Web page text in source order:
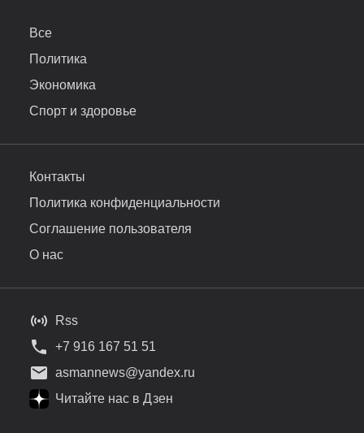
Все
Политика
Экономика
Спорт и здоровье
Контакты
Политика конфиденциальности
Соглашение пользователя
О нас
Rss
+7 916 167 51 51
asmannews@yandex.ru
Читайте нас в Дзен